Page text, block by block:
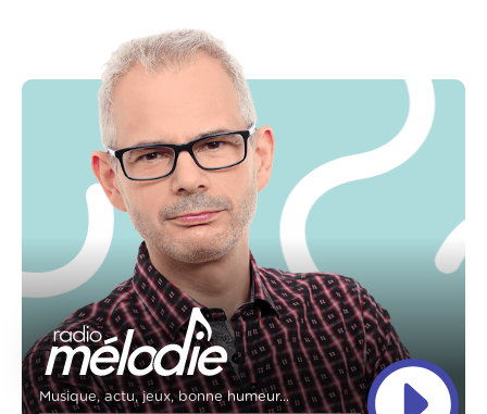
Musique, actu, jeux, bonne humeur...